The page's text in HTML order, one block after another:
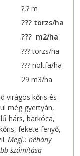
?,? m
??? törzs/ha
??? m2/ha
??? törzs/ha
??? holtfa/ha
29 m3/ha
virágos kőris és
még gyertyán,
hárs, barkóca,
fekete fenyő,
Megj.: néhány
számítása